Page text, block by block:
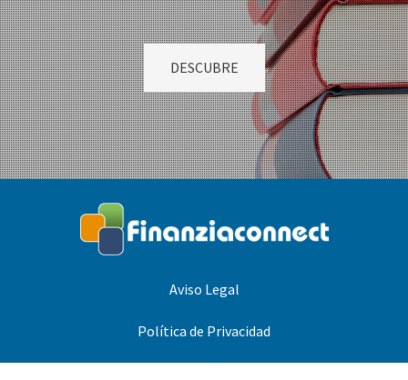
DESCUBRE
Aviso Legal
Política de Privacidad